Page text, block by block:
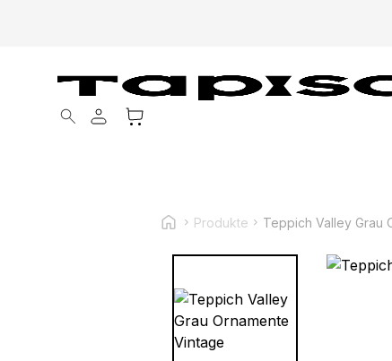
Products search
Produkte Teppich Valley Grau